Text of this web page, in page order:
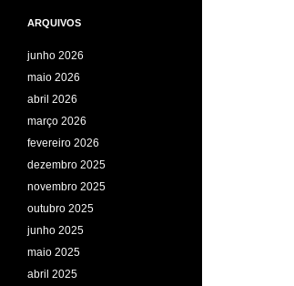
ARQUIVOS
junho 2026
maio 2026
abril 2026
março 2026
fevereiro 2026
dezembro 2025
novembro 2025
outubro 2025
junho 2025
maio 2025
abril 2025